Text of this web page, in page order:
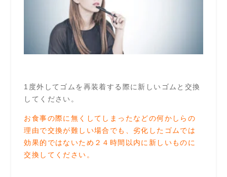
1度外してゴムを再装着する際に新しいゴムと交換
してください。
お食事の際に無くしてしまったなどの何かしらの
理由で交換が難しい場合でも、劣化したゴムでは
効果的ではないため２４時間以内に新しいものに
交換してください。